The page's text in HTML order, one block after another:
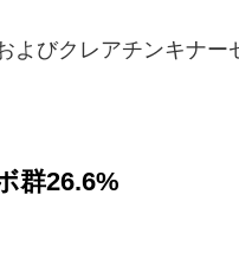
よびクレアチンキナー
群26.6%